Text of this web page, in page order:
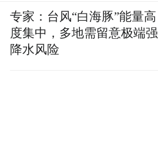
专家：台风“白海豚”能量高
度集中，多地需留意极端强
降水风险